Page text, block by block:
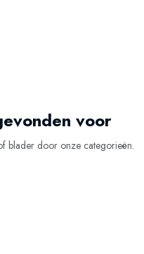
voor
blader door onze categorieën.